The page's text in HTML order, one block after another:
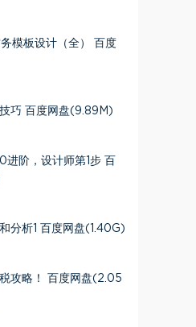
模板设计（全） 百度
巧 百度网盘(9.89M)
进阶，设计师第1步 百
分析1 百度网盘(1.40G)
攻略！ 百度网盘(2.05